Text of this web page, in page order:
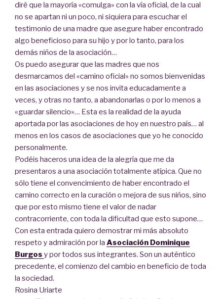
diré que la mayoría «comulga» con la vía oficial, de la cual
no se apartan ni un poco, ni siquiera para escuchar el
testimonio de una madre que asegure haber encontrado
algo beneficioso para su hijo y por lo tanto, para los
demás niños de la asociación…
Os puedo asegurar que las madres que nos
desmarcamos del «camino oficial» no somos bienvenidas
en las asociaciones y se nos invita educadamente a
veces, y otras no tanto, a abandonarlas o por lo menos a
«guardar silencio»… Esta es la realidad de la ayuda
aportada por las asociaciones de hoy en nuestro país… al
menos en los casos de asociaciones que yo he conocido
personalmente.
Podéis haceros una idea de la alegría que me da
presentaros a una asociación totalmente atípica. Que no
sólo tiene el convencimiento de haber encontrado el
camino correcto en la curación o mejora de sus niños, sino
que por esto mismo tiene el valor de nadar
contracorriente, con toda la dificultad que esto supone…
Con esta entrada quiero demostrar mi más absoluto
respeto y admiración por la Asociación Dominique
Burgos y por todos sus integrantes. Son un auténtico
precedente, el comienzo del cambio en beneficio de toda
la sociedad.
Rosina Uriarte